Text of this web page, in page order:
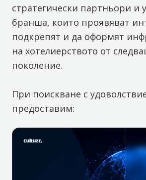
стратегически партньори и
бранша, които проявяват
подкрепят и да оформят
на хотелиерството от
поколение.
При поискване с
предоставим: